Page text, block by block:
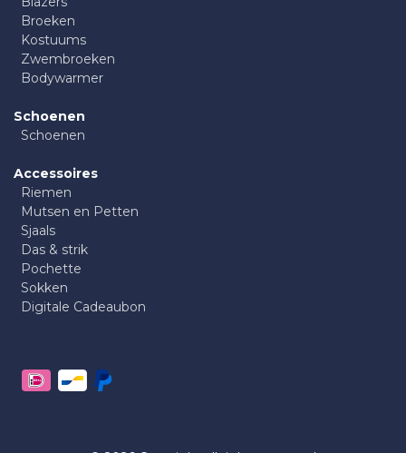
Broeken
Kostuums
Zwembroeken
Bodywarmer
Schoenen
Schoenen
Accessoires
Riemen
Mutsen en Petten
Sjaals
Das & strik
Pochette
Sokken
Digitale Cadeaubon